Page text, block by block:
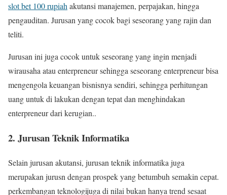
slot bet 100 rupiahakutansi manajemen, perpajakan, hingga
pengauditan. Jurusan yang cocok bagi seseorang yang rajin dan
teliti.
Jurusan ini juga cocok untuk seseorang yang ingin menjadi
wirausaha atau enterpreneur sehingga seseorang enterpreneur bisa
mengengola keuangan bisnisnya sendiri, sehingga perhitungan
uang untuk di lakukan dengan tepat dan menghindakan
enterpreneur dari kerugian..
2. Jurusan Teknik Informatika
Selain jurusan akutansi, jurusan teknik informatika juga
merupakan jurusn dengan prospek yang betumbuh semakin cepat.
perkembangan teknologijuga di nilai bukan hanya trend sesaat